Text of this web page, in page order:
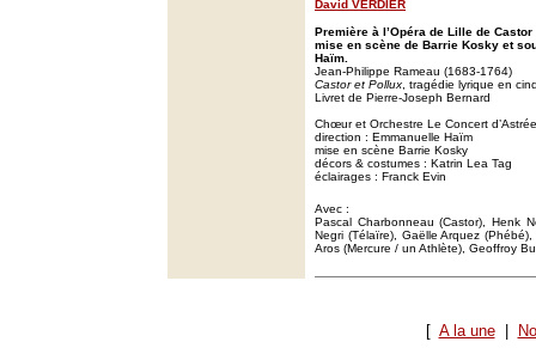
David VERDIER
Première à l’Opéra de Lille de
mise en scène de Barrie Kosky et
Haïm.
Jean-Philippe Rameau (1683-1764)
Castor et Pollux , tragédie lyrique en
Livret de Pierre-Joseph Bernard
Chœur et Orchestre Le Concert d’Astrée
direction : Emmanuelle Haïm
mise en scène Barrie Kosky
décors & costumes : Katrin Lea Tag
éclairages : Franck Evin
Avec :
Pascal Charbonneau (Castor), Henk
Negri (Télaïre), Gaëlle Arquez
Aros (Mercure / un Athlète), Geoffroy
[ A la une|